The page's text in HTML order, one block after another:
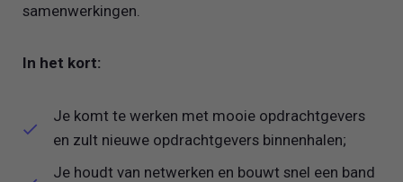
samenwerkingen.
In het kort:
Je komt te werken met mooie opdrachtgevers
en zult nieuwe opdrachtgevers binnenhalen;
Je houdt van netwerken en bouwt snel een band